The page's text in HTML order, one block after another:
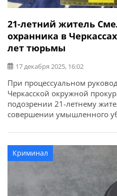
21-летний житель
охранника в
лет тюрьмы
17 декабря 2025, 16:02
При процессуальном
Черкасской окружной
подозрении 21-летнему
совершении умышленного
прокуратура. По данным
декабря 2025 года, около 4
находился на территории
Черкасс. После замечания
Криминал